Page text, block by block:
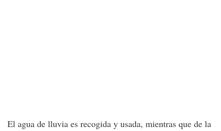
El agua de lluvia es recogida y usada, mientras que de la